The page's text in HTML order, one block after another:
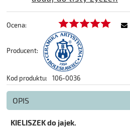
Ocena:
Producent:
Kod produktu: 106-0036
OPIS
KIELISZEK do jajek.